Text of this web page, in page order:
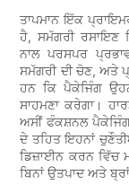
ਤਾਪਮਾਨ ਇੱਕ
ਹੈ, ਸਮੱਗਰੀ ਰਸਾਇਣ
ਨਾਲ ਪਰਸਪਰ
ਸਮੱਗਰੀ ਦੀ ਚੋਣ, ਅਤੇ
ਹਨ ਕਿ ਪੈਕੇਜਿੰਗ
ਸਾਹਮਣਾ ਕਰੇਗਾ।
ਅਸੀਂ ਫੰਕਸ਼ਨਲ
ਦੇ ਤਹਿਤ ਇਹਨਾਂ
ਡਿਜ਼ਾਈਨ ਕਰਨ ਵਿੱਚ
ਬਿਨਾਂ ਉਤਪਾਦ ਅਤੇ